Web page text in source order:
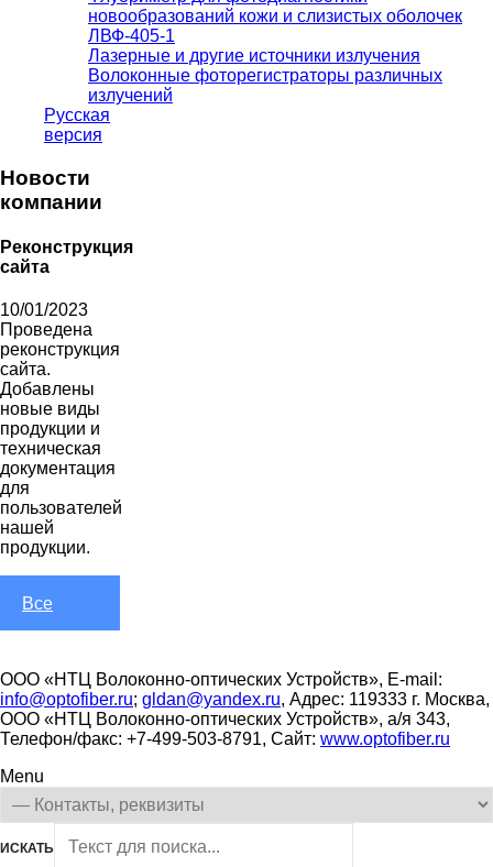
новообразований кожи и слизистых оболочек
ЛВФ-405-1
Лазерные и другие источники излучения
Волоконные фоторегистраторы различных
излучений
Русская
версия
Новости
компании
Реконструкция
сайта
10/01/2023
Проведена
реконструкция
сайта.
Добавлены
новые виды
продукции и
техническая
документация
для
пользователей
нашей
продукции.
Все
ООО «НТЦ Волоконно-оптических Устройств», E-mail:
info@optofiber.ru; gldan@yandex.ru, Адрес: 119333 г. Москва,
ООО «НТЦ Волоконно-оптических Устройств», а/я 343,
Телефон/факс: +7-499-503-8791, Сайт: www.optofiber.ru
Menu
ИСКАТЬ